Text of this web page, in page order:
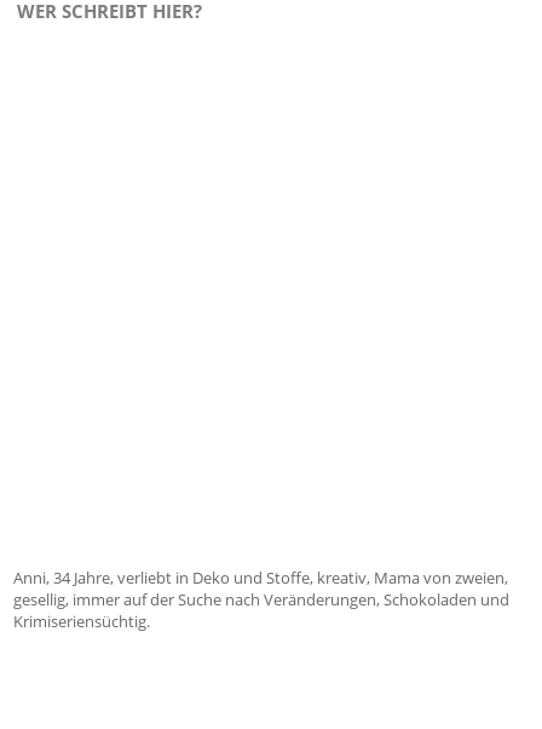
WER SCHREIBT HIER?
Anni, 34 Jahre, verliebt in Deko und Stoffe, kreativ, Mama von zweien,
gesellig, immer auf der Suche nach Veränderungen, Schokoladen und
Krimiseriensüchtig.